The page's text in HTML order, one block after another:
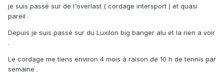
je suis passé sur de l'overlast ( cordage intersport ) et quasi
pareil .
Depuis je suis passé sur du Luxilon big banger alu et la rien a voir
.
Le cordage me tiens environ 4 mois à raison de 10 h de tennis par
semaine .